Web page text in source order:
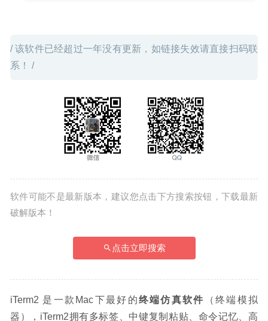
/ 该软件已经超过一年没有更新，如链接失效请直接扫码联
系！ /
软件可能不是最新版本，建议您点击下方搜索按钮，下载最新
破解版本！
点击立即搜索
iTerm2 是一款Mac下最好的终端仿真软件
（终端模拟
器），iTerm2拥有多标签、中键复制粘贴、命令记忆、高